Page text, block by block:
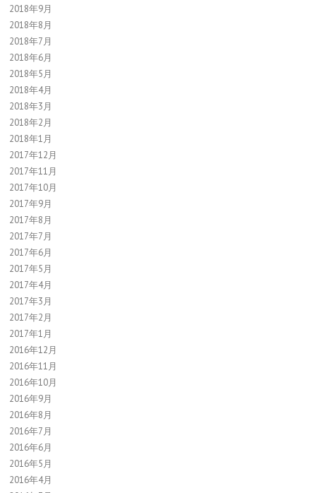
2018年9月
2018年8月
2018年7月
2018年6月
2018年5月
2018年4月
2018年3月
2018年2月
2018年1月
2017年12月
2017年11月
2017年10月
2017年9月
2017年8月
2017年7月
2017年6月
2017年5月
2017年4月
2017年3月
2017年2月
2017年1月
2016年12月
2016年11月
2016年10月
2016年9月
2016年8月
2016年7月
2016年6月
2016年5月
2016年4月